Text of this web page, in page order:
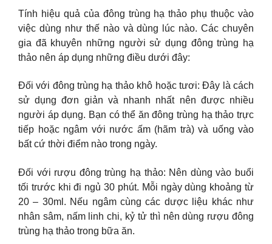
Tính hiệu quả của đông trùng hạ thảo phụ thuộc vào
việc dùng như thế nào và dùng lúc nào. Các chuyên
gia đã khuyên những người sử dụng đông trùng hạ
thảo nên áp dụng những điều dưới đây:
Đối với đông trùng hạ thảo khô hoặc tươi: Đây là cách
sử dụng đơn giản và nhanh nhất nên được nhiều
người áp dụng. Bạn có thể ăn đông trùng hạ thảo trực
tiếp hoặc ngâm với nước ấm (hãm trà) và uống vào
bất cứ thời điểm nào trong ngày.
Đối với rượu đông trùng hạ thảo: Nên dùng vào buổi
tối trước khi đi ngủ 30 phút. Mỗi ngày dùng khoảng từ
20 – 30ml. Nếu ngâm cùng các dược liệu khác như
nhân sâm, nấm linh chi, kỷ tử thì nên dùng rượu đông
trùng hạ thảo trong bữa ăn.